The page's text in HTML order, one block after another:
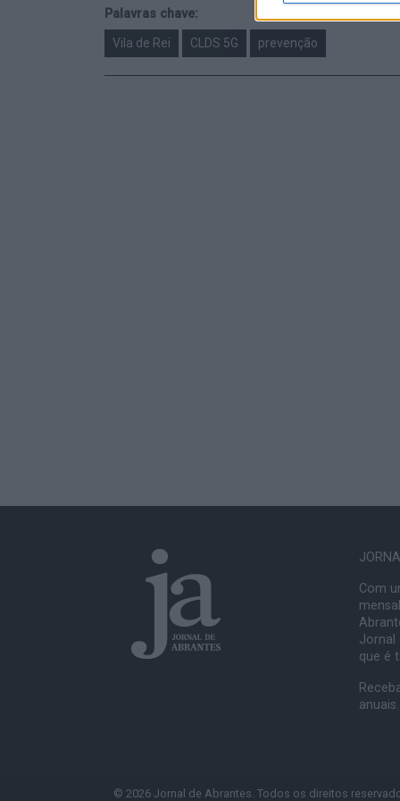
Palavras chave:
Vila de Rei CLDS 5G prevenção
Com
Jornal
que é
anuais.
© 2026 Jornal de Abrantes. Todos os direitos